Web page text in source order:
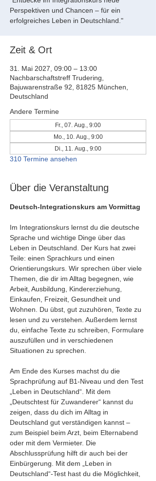
Perspektiven und Chancen – für ein
erfolgreiches Leben in Deutschland."
Zeit & Ort
31. Mai 2027, 09:00 – 13:00
Nachbarschaftstreff Trudering,
Bajuwarenstraße 92, 81825 München,
Deutschland
Andere Termine
Fr., 07. Aug., 9:00
Mo., 10. Aug., 9:00
Di., 11. Aug., 9:00
310 Termine ansehen
Über die Veranstaltung
Deutsch-Integrationskurs am Vormittag
Im Integrationskurs lernst du die deutsche
Sprache und wichtige Dinge über das
Leben in Deutschland. Der Kurs hat zwei
Teile: einen Sprachkurs und einen
Orientierungskurs. Wir sprechen über viele
Themen, die dir im Alltag begegnen, wie
Arbeit, Ausbildung, Kindererziehung,
Einkaufen, Freizeit, Gesundheit und
Wohnen. Du übst, gut zuzuhören, Texte zu
lesen und zu verstehen. Außerdem lernst
du, einfache Texte zu schreiben, Formulare
auszufüllen und in verschiedenen
Situationen zu sprechen.
Am Ende des Kurses machst du die
Sprachprüfung auf B1-Niveau und den Test
„Leben in Deutschland“. Mit dem
„Deutschtest für Zuwanderer“ kannst du
zeigen, dass du dich im Alltag in
Deutschland gut verständigen kannst –
zum Beispiel beim Arzt, beim Elternabend
oder mit dem Vermieter. Die
Abschlussprüfung hilft dir auch bei der
Einbürgerung. Mit dem „Leben in
Deutschland“-Test hast du die Möglichkeit,